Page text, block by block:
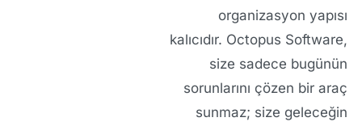
organizasyon yapısı
kalıcıdır. Octopus Software,
size sadece bugünün
sorunlarını çözen bir araç
sunmaz; size geleceğin